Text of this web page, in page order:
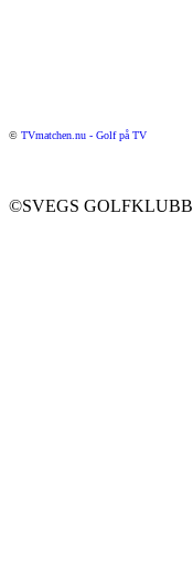
© TVmatchen.nu - Golf på TV
©SVEGS GOLFKLUBB